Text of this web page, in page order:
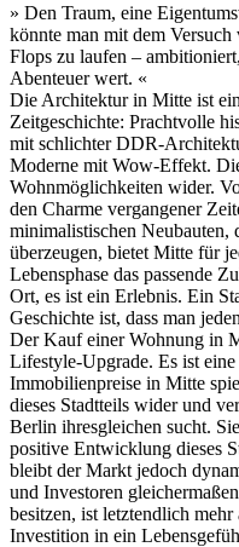
» Den Traum, eine
könnte man mit dem
Flops zu laufen –
Abenteuer wert. «
Die Architektur in Mitte ist
Zeitgeschichte: Prachtvolle
mit schlichter DDR-
Moderne mit Wow-Effekt.
Wohnmöglichkeiten wider.
den Charme vergangener
minimalistischen
überzeugen, bietet Mitte für
Lebensphase das passende
Ort, es ist ein Erlebnis. Ein
Geschichte ist, dass man
Der Kauf einer Wohnung in
Lifestyle-Upgrade. Es ist
Immobilienpreise in Mitte
dieses Stadtteils wider und
Berlin ihresgleichen sucht.
positive Entwicklung dieses
bleibt der Markt jedoch
und Investoren
besitzen, ist letztendlich
Investition in ein